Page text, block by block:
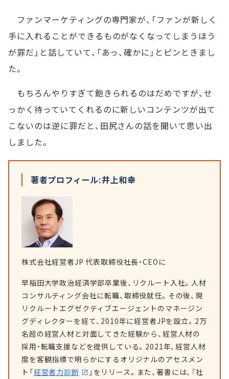
ファンマーケティングの専門家が、「ファンが新しく
手に入れることができるものがなくなってしまうほう
が罪だ」と話していて、「あっ、確かに」とピンときまし
た。
もちろんやりすぎて飽きられるのはだめですが、せ
っかく待っていてくれるのに新しいコンテンツが出て
こないのは逆に罪だと、田尻さんの話を聞いて思い出
しました。
著者プロフィール:井上和幸
株式会社経営者JP 代表取締役社長・CEOに
早稲田大学政治経済学部卒業後、リクルート入社。人材
コンサルティング会社に転職、取締役就任。その後、現
リクルートエグゼクティブエージェントのマネージン
グディレクターを経て、2010年に経営者JPを設立。2万
名超の経営人材と対面してきた経験から、経営人材の
採用・転職支援などを提供している。2021年、経営人材
度を客観指標で明らかにするオリジナルのアセスメン
ト「経営者力診断
」をリリース。また、著書には、『社